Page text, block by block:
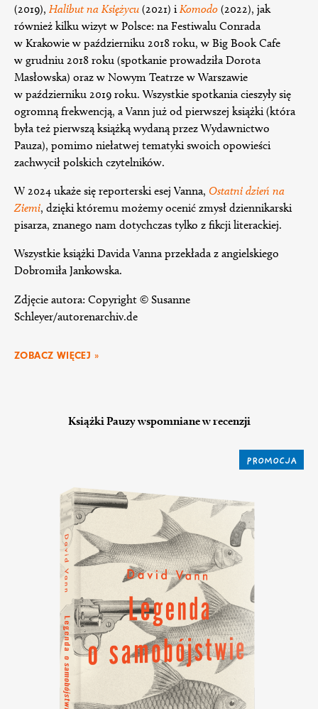
(2019), Halibut na Księżycu (2021) i Komodo (2022), jak
również kilku wizyt w Polsce: na Festiwalu Conrada
w Krakowie w październiku 2018 roku, w Big Book Cafe
w grudniu 2018 roku (spotkanie prowadziła Dorota
Masłowska) oraz w Nowym Teatrze w Warszawie
w październiku 2019 roku. Wszystkie spotkania cieszyły się
ogromną frekwencją, a Vann już od pierwszej książki (która
była też pierwszą książką wydaną przez Wydawnictwo
Pauza), pomimo niełatwej tematyki swoich opowieści
zachwycił polskich czytelników.
W 2024 ukaże się reporterski esej Vanna, Ostatni dzień na
Ziemi, dzięki któremu możemy ocenić zmysł dziennikarski
pisarza, znanego nam dotychczas tylko z fikcji literackiej.
Wszystkie książki Davida Vanna przekłada z angielskiego
Dobromiła Jankowska.
Zdjęcie autora: Copyright © Susanne
Schleyer/autorenarchiv.de
ZOBACZ WIĘCEJ »
Książki Pauzy wspomniane w recenzji
PROMOCJA